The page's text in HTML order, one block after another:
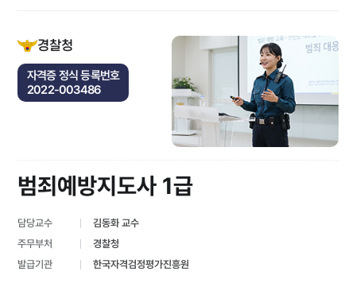
경찰청
자격증 정식 등록번호
2022-003486
범죄예방지도사 1급
담당교수
김동화 교수
주무부처
경찰청
발급기관
한국자격검정평가진흥원